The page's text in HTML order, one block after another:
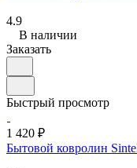
4.9
В наличии
Заказать
Быстрый просмотр
1 420 ₽
Бытовой ковролин